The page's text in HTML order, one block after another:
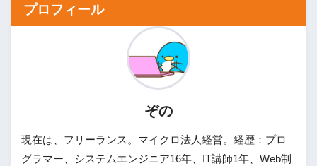
プロフィール
ぞの
現在は、フリーランス。マイクロ法人経営。経歴：プロ
グラマー、システムエンジニア16年、IT講師1年、Web制